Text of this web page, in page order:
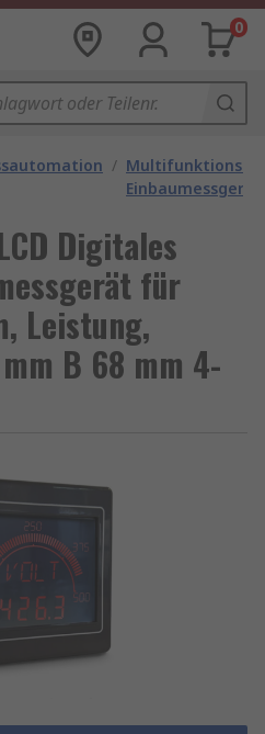
0
/ Multifunktions-
Digitales
für
Leistung,
B 68 mm 4-